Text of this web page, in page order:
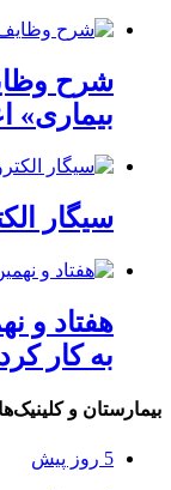
شرح
بیماری»
سیگار
هفتاد و
به کار کرد
بیمارستان و کلینیک‌ها
5 روز پیش